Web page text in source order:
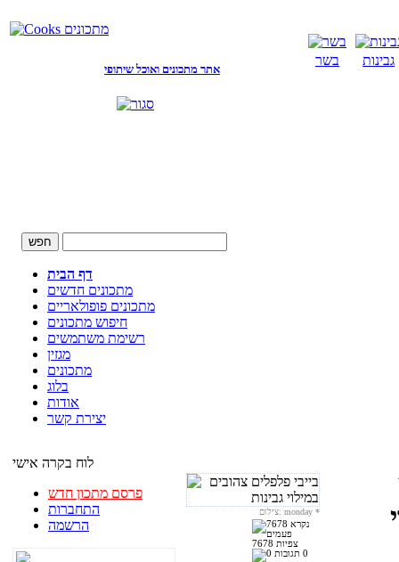
אתר מתכונים ואוכל שיתופי
בשר גבינות
דף הבית
מתכונים חדשים
מתכונים פופולאריים
חיפוש מתכונים
רשימת משתמשים
מגזין
מתכונים
בלוג
אודות
יצירת קשר
לוח בקרה אישי
פרסם מתכון חדש
התחברות
הרשמה
צילום: monday *
7678 צפיות
0